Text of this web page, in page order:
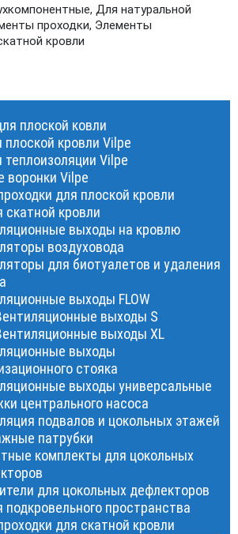
, Для натуральной
проходки, Элементы
кровли
плоской ковли
кровли Vilpe
Vilpe
воронки Vilpe
для плоской кровли
скатной кровли
выходы на кровлю
воздуховода
для биотуалетов и удаления
выходы FLOW
выходы S
выходы XL
выходы
стояка
выходы универсальные
центрального насоса
подвалов и цокольных этажей
патрубки
комплекты для цокольных
для цокольных дефлекторов
подкровельного пространства
для скатной кровли